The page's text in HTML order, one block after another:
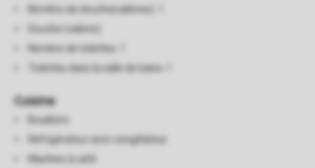
Nombre de douche(cabines): 1
Douche (cabine)
Nombre de toilettes: 1
Toilettes dans la salle de bains: 1
Cuisine
Bouilloire
Réfrigérateur avec congélateur
Machine à café